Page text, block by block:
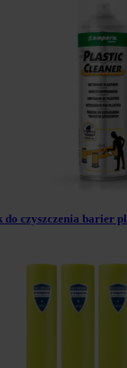
czyszczenia barier